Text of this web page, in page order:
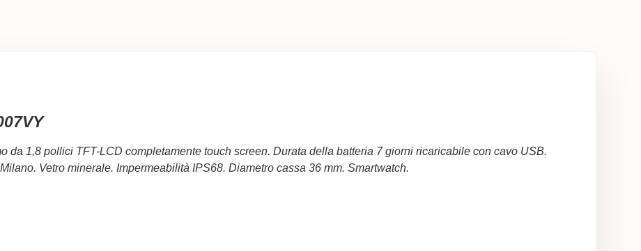
da 1,8 pollici TFT-LCD completamente touch screen. Durata della batteria 7 giorni ricaricabile con cavo USB.
Vetro minerale. Impermeabilità IPS68. Diametro cassa 36 mm. Smartwatch.